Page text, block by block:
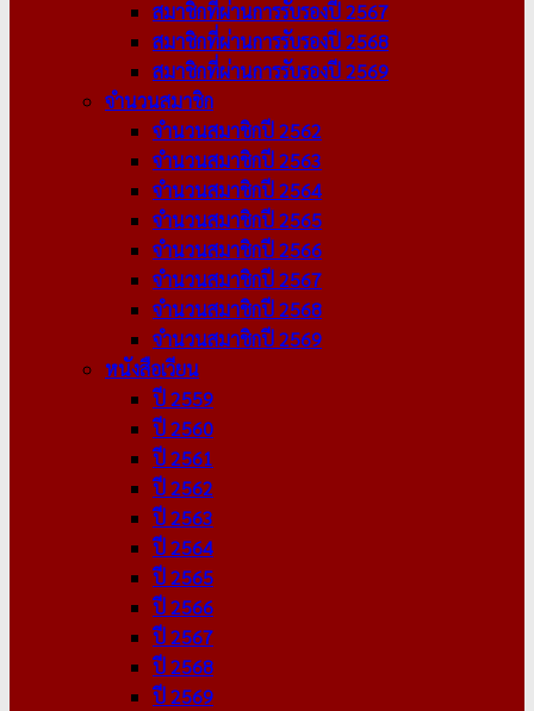
สมาชิกที่ผ่านการรับรองปี 2567
สมาชิกที่ผ่านการรับรองปี 2568
สมาชิกที่ผ่านการรับรองปี 2569
จำนวนสมาชิก
จำนวนสมาชิกปี 2562
จำนวนสมาชิกปี 2563
จำนวนสมาชิกปี 2564
จำนวนสมาชิกปี 2565
จำนวนสมาชิกปี 2566
จำนวนสมาชิกปี 2567
จำนวนสมาชิกปี 2568
จำนวนสมาชิกปี 2569
หนังสือเวียน
ปี 2559
ปี 2560
ปี 2561
ปี 2562
ปี 2563
ปี 2564
ปี 2565
ปี 2566
ปี 2567
ปี 2568
ปี 2569